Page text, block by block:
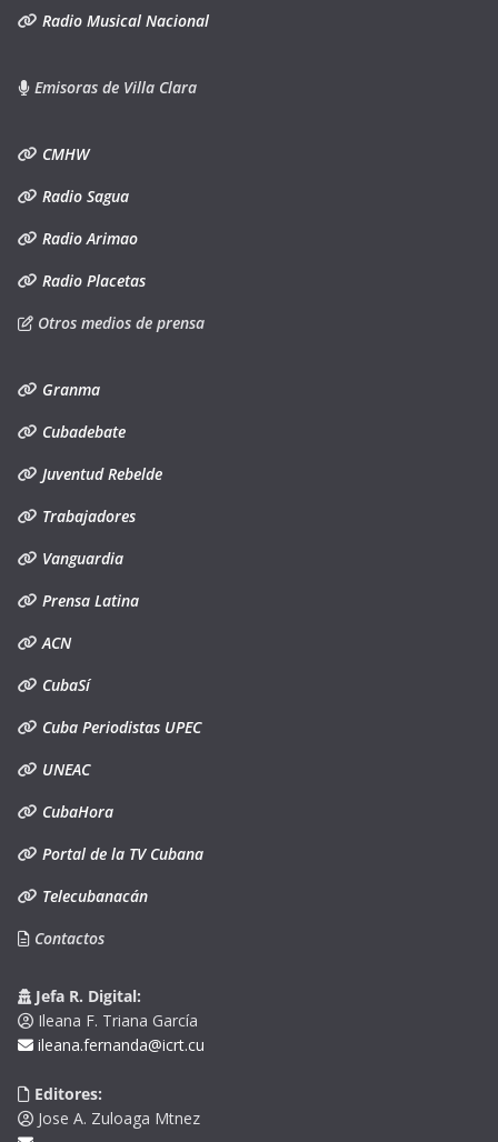
Radio Musical Nacional
Emisoras de Villa Clara
CMHW
Radio Sagua
Radio Arimao
Radio Placetas
Otros medios de prensa
Granma
Cubadebate
Juventud Rebelde
Trabajadores
Vanguardia
Prensa Latina
ACN
CubaSí
Cuba Periodistas UPEC
UNEAC
CubaHora
Portal de la TV Cubana
Telecubanacán
Contactos
Jefa R. Digital:
Ileana F. Triana García
ileana.fernanda@icrt.cu
Editores:
Jose A. Zuloaga Mtnez